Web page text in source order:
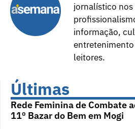
jornalístico
informação,
leitores.
Últimas
Rede Feminina de Combate
11º Bazar do Bem em Mogi